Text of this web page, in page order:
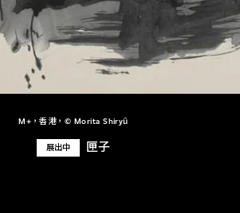
M+，香港，© Morita Shiryū
展出中 匣子